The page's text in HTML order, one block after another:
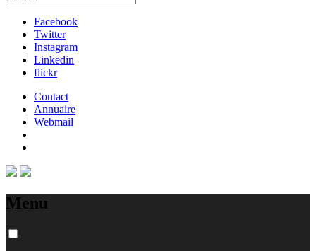
Facebook
Twitter
Instagram
Linkedin
flickr
Contact
Annuaire
Webmail
Menu